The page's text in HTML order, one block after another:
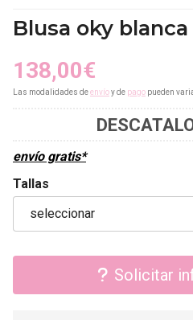
Blusa oky
138,00€
Las modalidades deenvíoy de pago pueden
envío gratis*
Tallas
Solicitar